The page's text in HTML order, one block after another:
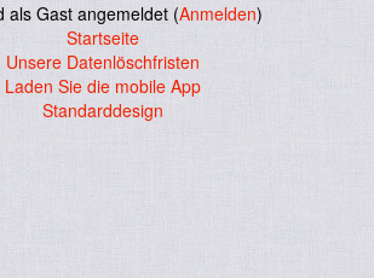
als Gast angemeldet (Anmelden)
Startseite
Unsere Datenlöschfristen
Laden Sie die mobile App
Standarddesign